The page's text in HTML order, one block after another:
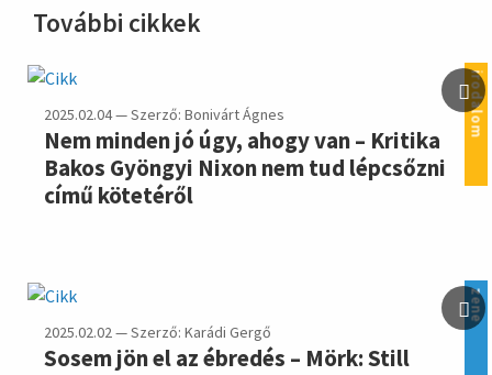
További cikkek
irodalom
2025.02.04 — Szerző: Bonivárt Ágnes
Nem minden jó úgy, ahogy van – Kritika
Bakos Gyöngyi Nixon nem tud lépcsőzni
című kötetéről
zene
2025.02.02 — Szerző: Karádi Gergő
Sosem jön el az ébredés – Mörk: Still